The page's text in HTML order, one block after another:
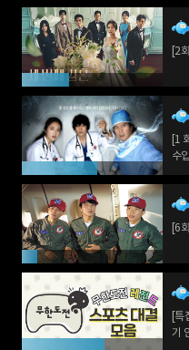
[2
[1
수
[6
[
기